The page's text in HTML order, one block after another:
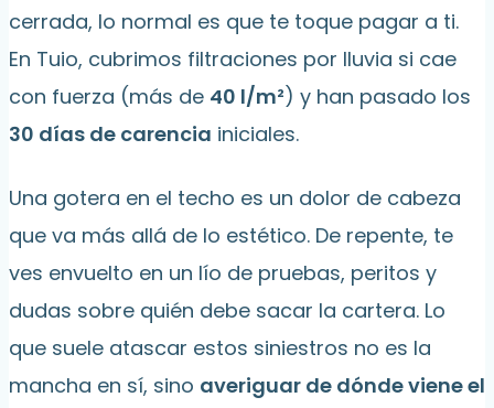
cerrada, lo normal es que te toque pagar a ti.
En Tuio, cubrimos filtraciones por lluvia si cae
con fuerza (más de 40 l/m²) y han pasado los
30 días de carencia iniciales.
Una gotera en el techo es un dolor de cabeza
que va más allá de lo estético. De repente, te
ves envuelto en un lío de pruebas, peritos y
dudas sobre quién debe sacar la cartera. Lo
que suele atascar estos siniestros no es la
mancha en sí, sino averiguar de dónde viene el